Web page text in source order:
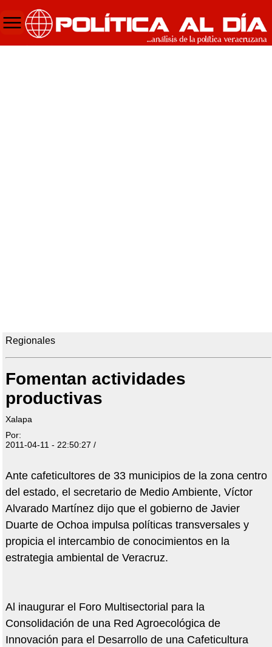
Regionales
Fomentan actividades
productivas
Xalapa
Por:
2011-04-11 - 22:50:27 /
Ante cafeticultores de 33 municipios de la zona centro
del estado, el secretario de Medio Ambiente, Víctor
Alvarado Martínez dijo que el gobierno de Javier
Duarte de Ochoa impulsa políticas transversales y
propicia el intercambio de conocimientos en la
estrategia ambiental de Veracruz.
Al inaugurar el Foro Multisectorial para la
Consolidación de una Red Agroecológica de
Innovación para el Desarrollo de una Cafeticultura